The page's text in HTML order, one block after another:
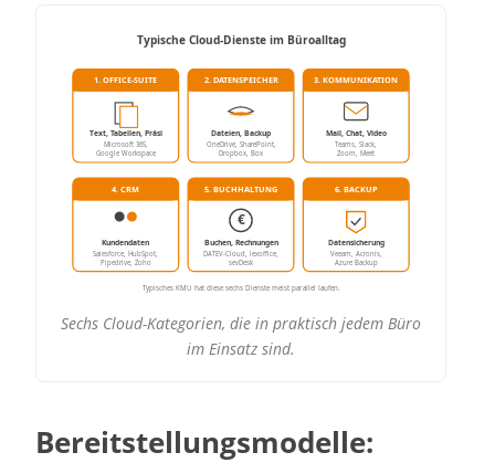
Typische Cloud-Dienste im Büroalltag
1. OFFICE-SUITE
Text, Tabellen, Präsi
Microsoft 365,
Google Workspace
2. DATENSPEICHER
Dateien, Backup
OneDrive, SharePoint,
Dropbox, Box
3. KOMMUNIKATION
Mail, Chat, Video
Teams, Slack,
Zoom, Meet
4. CRM
Kundendaten
Salesforce, HubSpot,
Pipedrive, Zoho
5. BUCHHALTUNG
€
Buchen, Rechnungen
DATEV-Cloud, lexoffice,
sevDesk
6. BACKUP
Datensicherung
Veeam, Acronis,
Azure Backup
Typisches KMU hat diese sechs Dienste meist parallel laufen.
Sechs Cloud-Kategorien, die in praktisch jedem Büro
im Einsatz sind.
Bereitstellungsmodelle: